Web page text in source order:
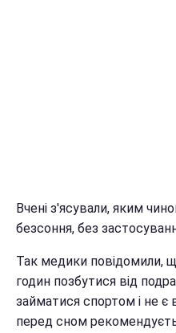
Вчені з'ясували, яким
безсоння, без
Так медики повідомили,
годин позбутися від
займатися спортом і не
перед сном